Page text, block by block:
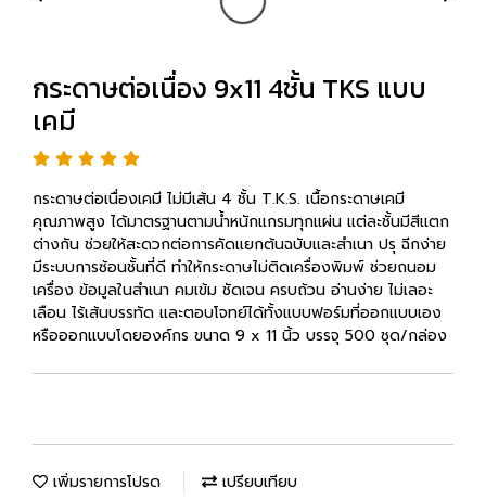
กระดาษต่อเนื่อง 9x11 4ชั้น TKS แบบ
เคมี
กระดาษต่อเนื่องเคมี ไม่มีเส้น 4 ชั้น T.K.S. เนื้อกระดาษเคมี
คุณภาพสูง ได้มาตรฐานตามน้ำหนักแกรมทุกแผ่น แต่ละชั้นมีสีแตก
ต่างกัน ช่วยให้สะดวกต่อการคัดแยกต้นฉบับและสำเนา ปรุ ฉีกง่าย
มีระบบการซ้อนชั้นที่ดี ทำให้กระดาษไม่ติดเครื่องพิมพ์ ช่วยถนอม
เครื่อง ข้อมูลในสำเนา คมเข้ม ชัดเจน ครบถ้วน อ่านง่าย ไม่เลอะ
เลือน ไร้เส้นบรรทัด และตอบโจทย์ได้ทั้งแบบฟอร์มที่ออกแบบเอง
หรือออกแบบโดยองค์กร ขนาด 9 x 11 นิ้ว บรรจุ 500 ชุด/กล่อง
เพิ่มรายการโปรด เปรียบเทียบ